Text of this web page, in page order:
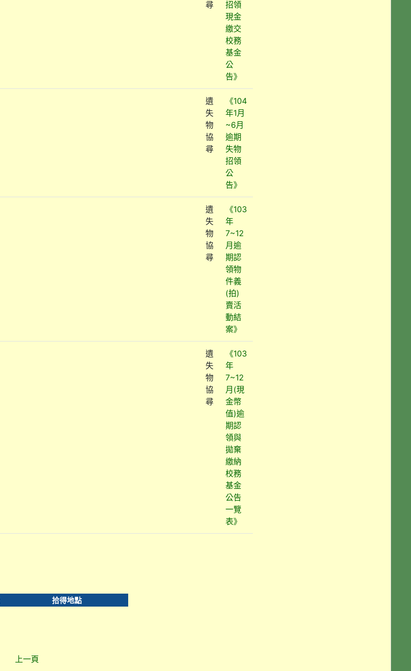
尋
招領
現金
繳交
校務
基金
公
告》
遺
失
物
協
尋
《104
年1月
~6月
逾期
失物
招領
公
告》
遺
失
物
協
尋
《103
年
7~12
月逾
期認
領物
件義
(拍)
賣活
動結
案》
遺
失
物
協
尋
《103
年
7~12
月(現
金幣
值)逾
期認
領與
拋棄
繳納
校務
基金
公告
一覽
表》
拾得地點
上一頁